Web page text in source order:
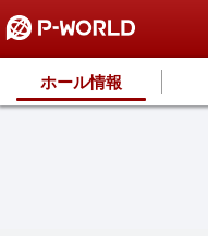
ホール情報